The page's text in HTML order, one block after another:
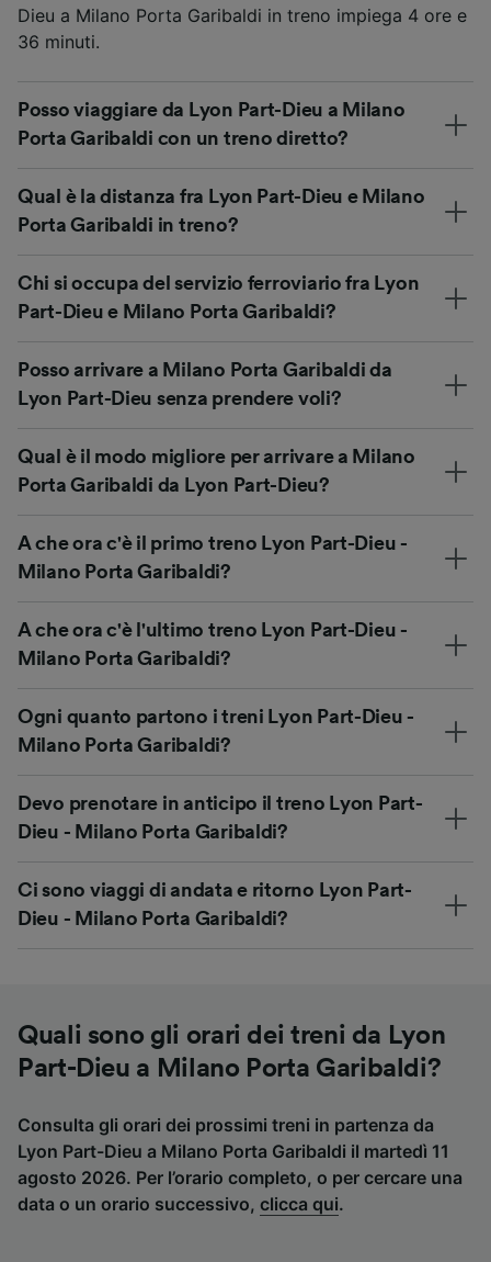
Dieu a Milano Porta Garibaldi in treno impiega 4 ore e
36 minuti.
Posso viaggiare da Lyon Part-Dieu a Milano
Porta Garibaldi con un treno diretto?
Qual è la distanza fra Lyon Part-Dieu e Milano
Porta Garibaldi in treno?
Chi si occupa del servizio ferroviario fra Lyon
Part-Dieu e Milano Porta Garibaldi?
Posso arrivare a Milano Porta Garibaldi da
Lyon Part-Dieu senza prendere voli?
Qual è il modo migliore per arrivare a Milano
Porta Garibaldi da Lyon Part-Dieu?
A che ora c'è il primo treno Lyon Part-Dieu -
Milano Porta Garibaldi?
A che ora c'è l'ultimo treno Lyon Part-Dieu -
Milano Porta Garibaldi?
Ogni quanto partono i treni Lyon Part-Dieu -
Milano Porta Garibaldi?
Devo prenotare in anticipo il treno Lyon Part-
Dieu - Milano Porta Garibaldi?
Ci sono viaggi di andata e ritorno Lyon Part-
Dieu - Milano Porta Garibaldi?
Quali sono gli orari dei treni da Lyon
Part-Dieu a Milano Porta Garibaldi?
Consulta gli orari dei prossimi treni in partenza da
Lyon Part-Dieu a Milano Porta Garibaldi il martedì 11
agosto 2026. Per l’orario completo, o per cercare una
data o un orario successivo, clicca qui.